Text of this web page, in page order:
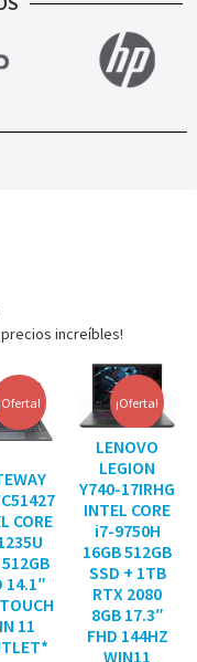
increíbles!
¡Oferta!
CORE
14.1″
11
¡Oferta!
LENOVO
LEGION
Y740-17IRHG
INTEL CORE
i7-9750H
16GB 512GB
SSD + 1TB
RTX 2080
8GB 17.3″
FHD 144HZ
WIN11